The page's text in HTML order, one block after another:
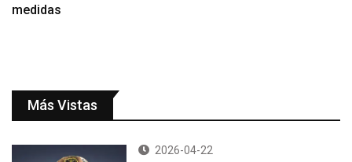
medidas
Más Vistas
2026-04-22